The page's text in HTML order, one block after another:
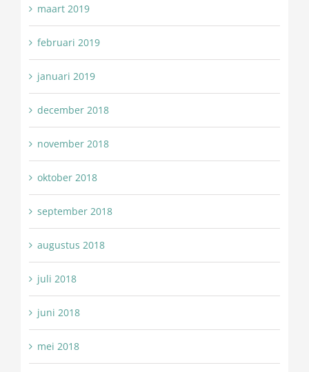
maart 2019
februari 2019
januari 2019
december 2018
november 2018
oktober 2018
september 2018
augustus 2018
juli 2018
juni 2018
mei 2018